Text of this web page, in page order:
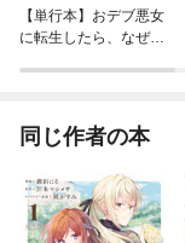
【単行本】おデブ悪女
に転生したら、なぜか
同じ作者の本